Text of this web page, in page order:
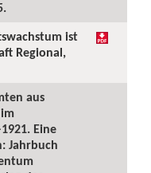
ist
Regional,
aus
Eine
Jahrbuch